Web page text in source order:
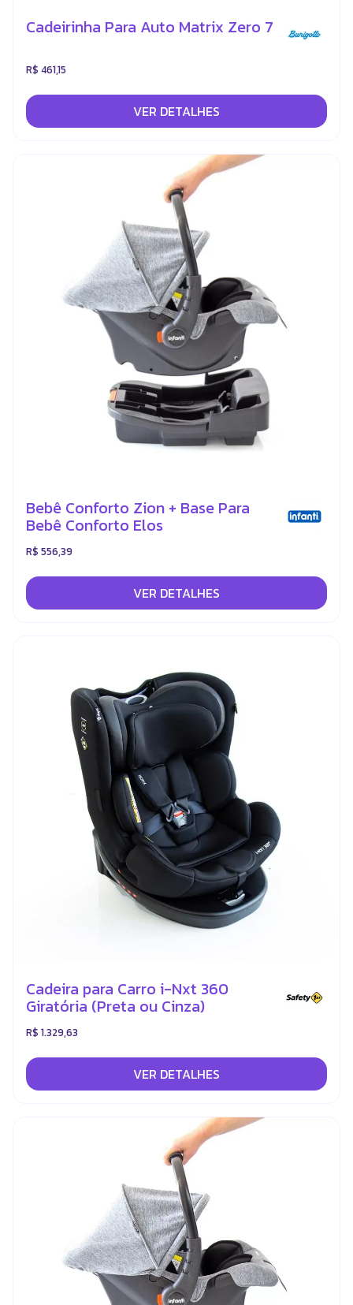
Cadeirinha Para Auto Matrix Zero 7
R$ 461,15
VER DETALHES
Bebê Conforto Zion + Base Para
Bebê Conforto Elos
R$ 556,39
VER DETALHES
Cadeira para Carro i-Nxt 360
Giratória (Preta ou Cinza)
R$ 1.329,63
VER DETALHES